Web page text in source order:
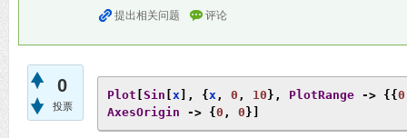
0
投票
Plot [Sin [x ], {x , 0 , 10}, PlotRange -> {{0
AxesOrigin
-> {0 , 0}]